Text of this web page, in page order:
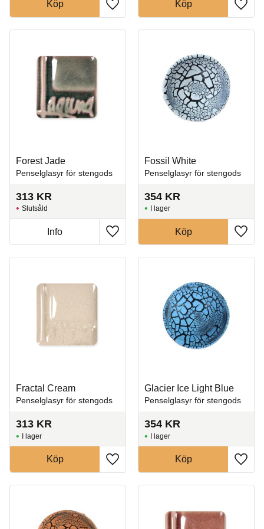
Lägg till i favoriter
Köp
Lägg
Köp
Forest Jade
Penselglasyr för stengods
313 KR
Lägg till i favoriter
Slutsåld
Info
Fossil White
Penselglasyr för stengods
354 KR
Lägg
I lager
Köp
Fractal Cream
Penselglasyr för stengods
313 KR
Lägg till i favoriter
I lager
Köp
Glacier Ice Light Blue
Penselglasyr för stengods
354 KR
Lägg
I lager
Köp